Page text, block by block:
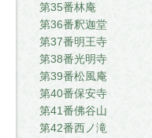
第35番林庵
第36番釈迦堂
第37番明王寺
第38番光明寺
第39番松風庵
第40番保安寺
第41番佛谷山
第42番西ノ滝